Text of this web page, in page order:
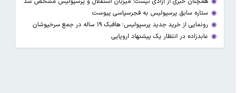
ستاره سابق پرسپولیس به فجرسپاسی پیوست
رونمایی از خرید جدید پرسپولیس؛ هافبک ۱۹ ساله در جمع سرخپوشان
عابدزاده در انتظار یک پیشنهاد اروپایی